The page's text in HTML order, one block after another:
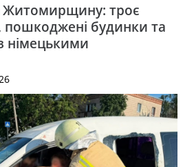
Житомирщину: троє
пошкоджені будинки та
німецькими